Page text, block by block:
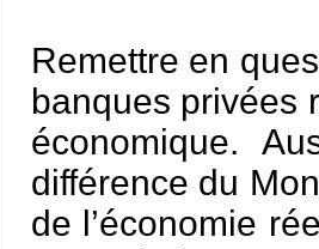
Remettre en
banques privées
économique.
différence du
de l’économie